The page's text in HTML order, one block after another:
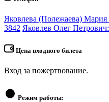
Яковлева (Полежаева)
3842 Яковлев Олег
Цена входного билета
Вход за пожертвование.
Режим работы: